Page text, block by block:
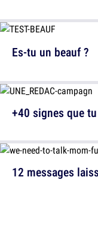
12 messages
Es-tu un beauf ?
+40 signes que